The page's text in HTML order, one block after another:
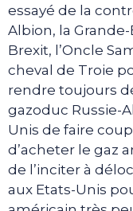
essayé de la
Albion, la
Brexit, l’Oncle
cheval de Troie
rendre toujours
gazoduc Russie-
Unis de faire
d’acheter le gaz
de l’inciter à
aux Etats-Unis